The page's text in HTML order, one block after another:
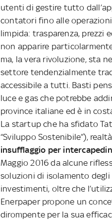
utenti di gestire tutto
contatori fino alle
limpida: trasparenza, prezzi
non apparire
ma, la vera rivoluzione, sta
settore tendenzialmente
accessibile a tutti. Basti
luce e gas che potrebbe
province italiane ed è in
La startup che ha sfidato
“Sviluppo Sostenibile”),
insufflaggio per
Maggio 2016 da alcune
soluzioni di isolamento
investimenti, oltre che
Enerpaper propone un
dirompente per la sua